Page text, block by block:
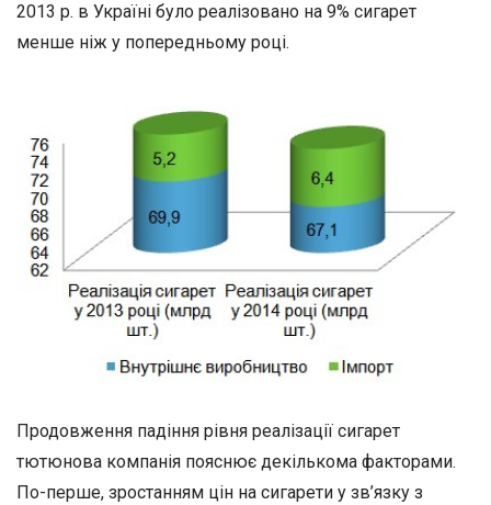
2013 р. в Україні було реалізовано на 9% сигарет
менше ніж у попередньому році.
Продовження падіння рівня реалізації сигарет
тютюнова компанія пояснює декількома факторами.
По-перше, зростанням цін на сигарети у зв’язку з